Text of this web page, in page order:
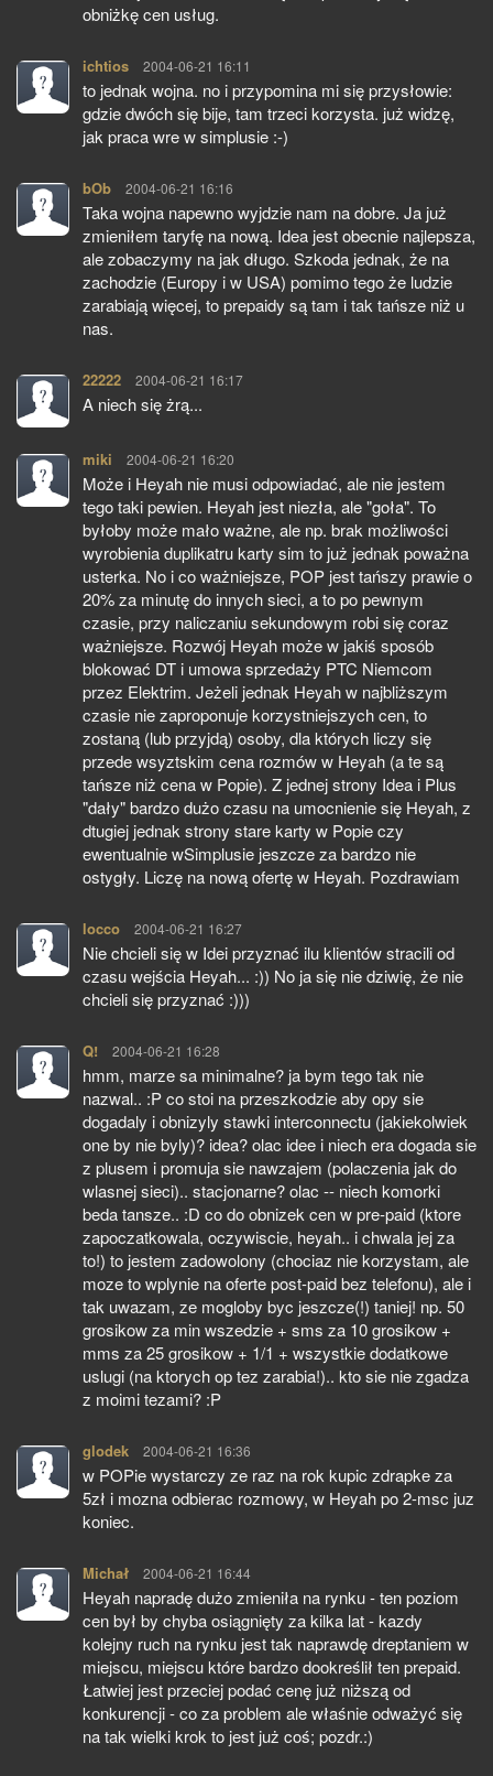
obniżkę cen usług.
ichtios pisze:
2004-06-21 16:11
to jednak wojna. no i przypomina mi się przysłowie:
gdzie dwóch się bije, tam trzeci korzysta. już widzę,
jak praca wre w simplusie :-)
bOb pisze:
2004-06-21 16:16
Taka wojna napewno wyjdzie nam na dobre. Ja już
zmieniłem taryfę na nową. Idea jest obecnie najlepsza,
ale zobaczymy na jak długo. Szkoda jednak, że na
zachodzie (Europy i w USA) pomimo tego że ludzie
zarabiają więcej, to prepaidy są tam i tak tańsze niż u
nas.
22222 pisze:
2004-06-21 16:17
A niech się żrą...
miki pisze:
2004-06-21 16:20
Może i Heyah nie musi odpowiadać, ale nie jestem
tego taki pewien. Heyah jest niezła, ale "goła". To
byłoby może mało ważne, ale np. brak możliwości
wyrobienia duplikatru karty sim to już jednak poważna
usterka. No i co ważniejsze, POP jest tańszy prawie o
20% za minutę do innych sieci, a to po pewnym
czasie, przy naliczaniu sekundowym robi się coraz
ważniejsze. Rozwój Heyah może w jakiś sposób
blokować DT i umowa sprzedaży PTC Niemcom
przez Elektrim. Jeżeli jednak Heyah w najbliższym
czasie nie zaproponuje korzystniejszych cen, to
zostaną (lub przyjdą) osoby, dla których liczy się
przede wsyztskim cena rozmów w Heyah (a te są
tańsze niż cena w Popie). Z jednej strony Idea i Plus
"dały" bardzo dużo czasu na umocnienie się Heyah, z
dtugiej jednak strony stare karty w Popie czy
ewentualnie wSimplusie jeszcze za bardzo nie
ostygły. Liczę na nową ofertę w Heyah. Pozdrawiam
locco pisze:
2004-06-21 16:27
Nie chcieli się w Idei przyznać ilu klientów stracili od
czasu wejścia Heyah... :)) No ja się nie dziwię, że nie
chcieli się przyznać :)))
Q! pisze:
2004-06-21 16:28
hmm, marze sa minimalne? ja bym tego tak nie
nazwal.. :P co stoi na przeszkodzie aby opy sie
dogadaly i obnizyly stawki interconnectu (jakiekolwiek
one by nie byly)? idea? olac idee i niech era dogada sie
z plusem i promuja sie nawzajem (polaczenia jak do
wlasnej sieci).. stacjonarne? olac -- niech komorki
beda tansze.. :D co do obnizek cen w pre-paid (ktore
zapoczatkowala, oczywiscie, heyah.. i chwala jej za
to!) to jestem zadowolony (chociaz nie korzystam, ale
moze to wplynie na oferte post-paid bez telefonu), ale i
tak uwazam, ze mogloby byc jeszcze(!) taniej! np. 50
grosikow za min wszedzie + sms za 10 grosikow +
mms za 25 grosikow + 1/1 + wszystkie dodatkowe
uslugi (na ktorych op tez zarabia!).. kto sie nie zgadza
z moimi tezami? :P
glodek pisze:
2004-06-21 16:36
w POPie wystarczy ze raz na rok kupic zdrapke za
5zł i mozna odbierac rozmowy, w Heyah po 2-msc juz
koniec.
Michał pisze:
2004-06-21 16:44
Heyah napradę dużo zmieniła na rynku - ten poziom
cen był by chyba osiągnięty za kilka lat - kazdy
kolejny ruch na rynku jest tak naprawdę dreptaniem w
miejscu, miejscu które bardzo dookreślił ten prepaid.
Łatwiej jest przeciej podać cenę już niższą od
konkurencji - co za problem ale właśnie odważyć się
na tak wielki krok to jest już coś; pozdr.:)